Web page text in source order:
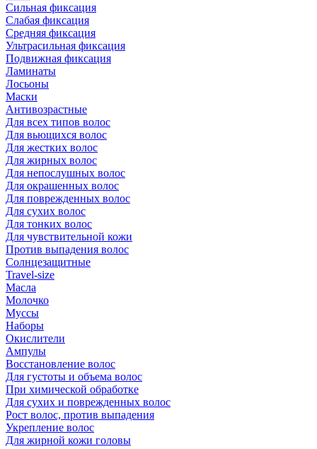
Сильная фиксация
Слабая фиксация
Средняя фиксация
Ультрасильная фиксация
Подвижная фиксация
Ламинаты
Лосьоны
Маски
Антивозрастные
Для всех типов волос
Для вьющихся волос
Для жестких волос
Для жирных волос
Для непослушных волос
Для окрашенных волос
Для поврежденных волос
Для сухих волос
Для тонких волос
Для чувствительной кожи
Против выпадения волос
Солнцезащитные
Travel-size
Масла
Молочко
Муссы
Наборы
Окислители
Ампулы
Восстановление волос
Для густоты и объема волос
При химической обработке
Для сухих и поврежденных волос
Рост волос, против выпадения
Укрепление волос
Для жирной кожи головы